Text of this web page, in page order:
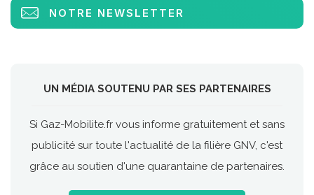
NOTRE NEWSLETTER
UN MÉDIA SOUTENU PAR SES PARTENAIRES
Si Gaz-Mobilite.fr vous informe gratuitement et sans
publicité sur toute l'actualité de la filière GNV, c'est
grâce au soutien d'une quarantaine de partenaires.